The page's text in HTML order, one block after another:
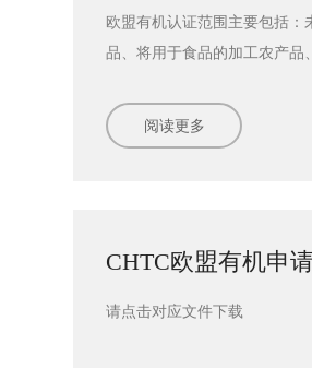
欧盟有机认证范围主要包括
品、将用于食品的加工农产品
的欧盟有机产品认证工作正在
证证书，我们将向广阔的国际
阅读更多
CHTC欧盟有机申
请点击对应